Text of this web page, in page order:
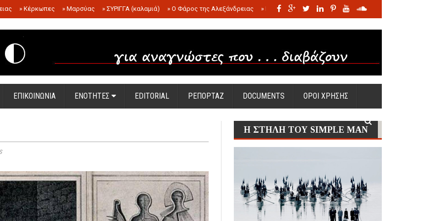
» Κέρκωπες » Μαρσύας » ΣΥΡΙΓΓΑ (καλαμιά) » Ο Φάρος της Αλεξάνδρειας » Η σφαγή των νηπίων της Σάντας
.
ΕΠΙΚΟΙΝΩΝΙΑ ΕΝΟΤΗΤΕΣ EDITORIAL ΡΕΠΟΡΤΑΖ DOCUMENTS ΟΡΟΙ ΧΡΗΣΗΣ
Η ΣΤΗΛΗ ΤΟΥ SIMPLE MAN